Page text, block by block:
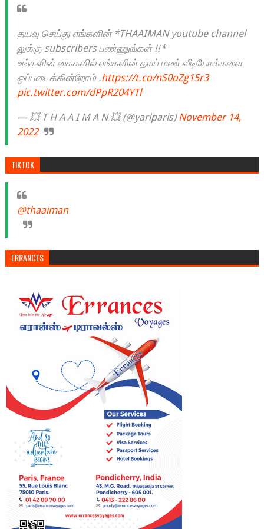
தயவு செய்து எங்களின் *THAAIMAN youtube channel
லுக்கு subscribers பண்ணுங்கள் !!*
உங்களின் கைகளில் எங்களின் தாய் மண் வீடியோக்களை
ஒப்படைக்கின்றோம் .https://t.co/nS0oZg15r3
pic.twitter.com/dPpR204YTl
— 💥 T H A A I M A N 💥 (@yarlparis) November 14,
2022
TIKTOK
@thaaiman
ERRANCES